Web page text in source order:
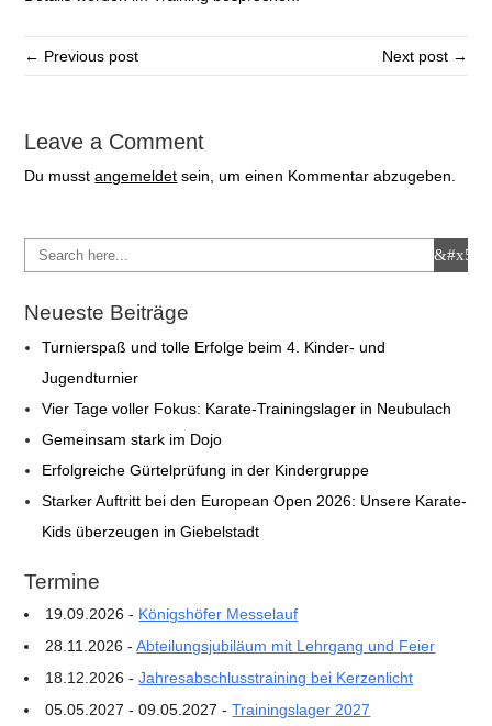
← Previous post Next post →
Leave a Comment
Du musstangemeldet sein, um einen Kommentar abzugeben.
Neueste Beiträge
Turnierspaß und tolle Erfolge beim 4. Kinder- und
Jugendturnier
Vier Tage voller Fokus: Karate-Trainingslager in Neubulach
Gemeinsam stark im Dojo
Erfolgreiche Gürtelprüfung in der Kindergruppe
Starker Auftritt bei den European Open 2026: Unsere Karate-
Kids überzeugen in Giebelstadt
Termine
19.09.2026 - Königshöfer Messelauf
28.11.2026 -Abteilungsjubiläum mit Lehrgang und Feier
18.12.2026 -Jahresabschlusstraining bei Kerzenlicht
05.05.2027 - 09.05.2027 -Trainingslager 2027